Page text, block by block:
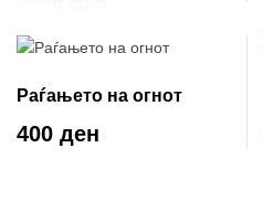
Раѓањето на огнот
400 ден